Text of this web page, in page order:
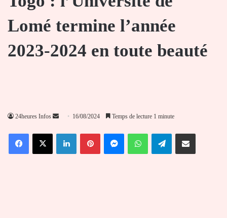
Lomé termine l’année
2023-2024 en toute beauté
24heures Infos
Envoyer
courriel
16/08/2024 Temps de lecture 1 minute
FacebookX LinkedinPinterestMessengerWhatsAppTelegramPartager par email